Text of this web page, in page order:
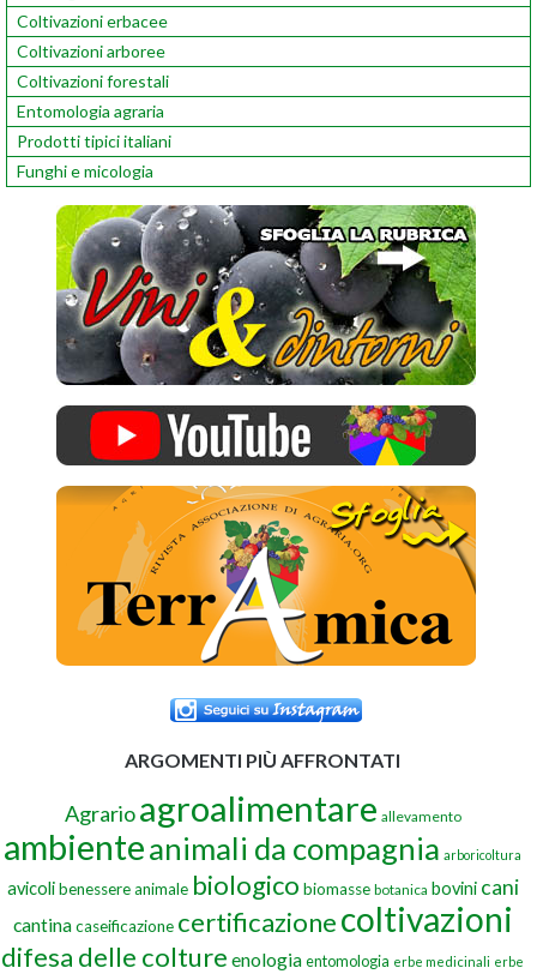
Coltivazioni erbacee
Coltivazioni arboree
Coltivazioni forestali
Entomologia agraria
Prodotti tipici italiani
Funghi e micologia
ARGOMENTI PIÙ AFFRONTATI
Agrario agroalimentare allevamento
ambienteanimali da compagnia arboricoltura
avicoli benessere animale biologico biomasse botanica bovini cani
cantina caseificazione certificazionecoltivazioni
difesa delle colture enologiaentomologia erbe medicinali erbe